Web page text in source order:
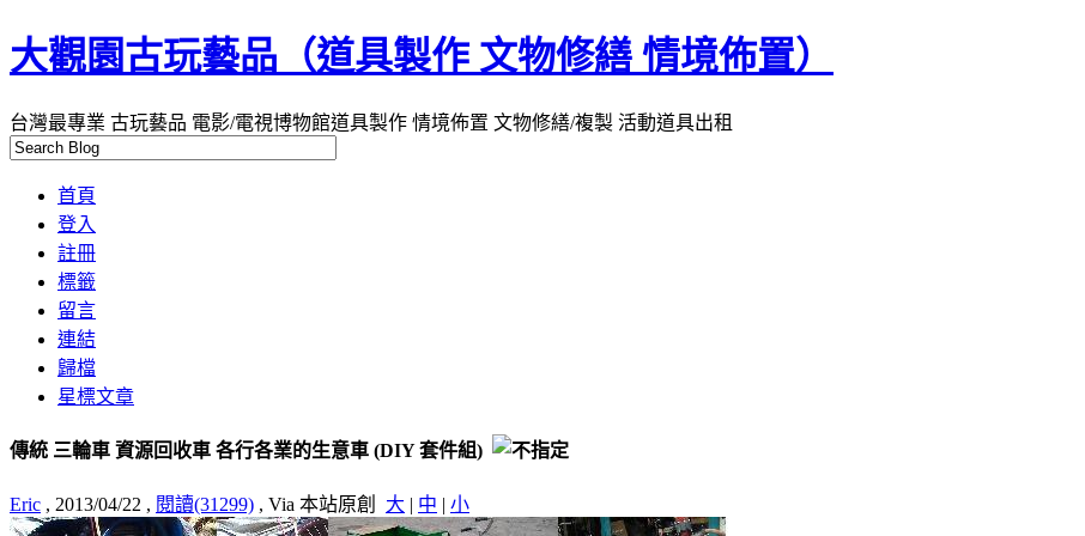
大觀園古玩藝品（道具製作 文物修繕 情境佈置）
台灣最專業 古玩藝品 電影/電視博物館道具製作 情境佈置 文物修繕/複製 活動道具出租
首頁
登入
註冊
標籤
留言
連結
歸檔
星標文章
傳統 三輪車 資源回收車 各行各業的生意車 (DIY 套件組)
Eric , 2013/04/22 , 閱讀(31299) , Via 本站原創 大 | 中 | 小